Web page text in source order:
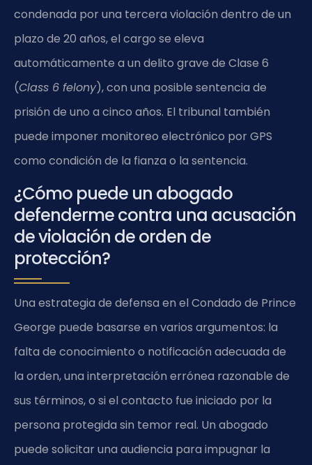
condenada por una tercera violación dentro de un
plazo de 20 años, el cargo se eleva
automáticamente a un delito grave de Clase 6
(Class 6 felony), con una posible sentencia de
prisión de uno a cinco años. El tribunal también
puede imponer monitoreo electrónico por GPS
como condición de la fianza o la sentencia.
¿Cómo puede un abogado
defenderme contra una acusación
de violación de orden de
protección?
Una estrategia de defensa en el Condado de Prince
George puede basarse en varios argumentos: la
falta de conocimiento o notificación adecuada de
la orden, una interpretación errónea razonable de
sus términos, o si el contacto fue iniciado por la
persona protegida sin temor real. Un abogado
puede solicitar una audiencia para impugnar la